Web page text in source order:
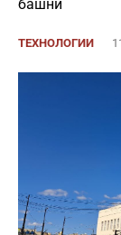
башни
ТЕХНОЛОГИИ